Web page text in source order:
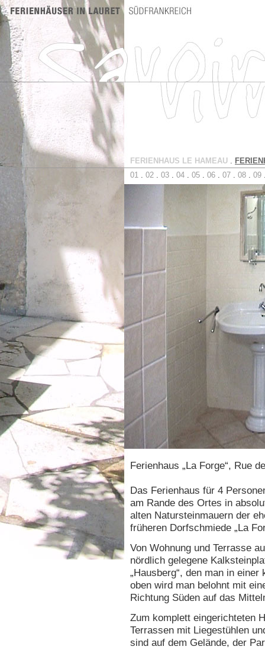
FERIENHAUS LE HAMEAU .
01 . 02 . 03 . 04 . 05 . 06 . 07 . 08 . 09
Ferienhaus „La Forge“, Rue
Das Ferienhaus für 4
am Rande des Ortes in
alten Natursteinmauern der
früheren Dorfschmiede „La
Von Wohnung und Terrasse
nördlich gelegene
„Hausberg“, den man in
oben wird man belohnt mit
Richtung Süden auf das
Zum komplett eingerichteten
Terrassen mit Liegestühlen
sind auf dem Gelände, der